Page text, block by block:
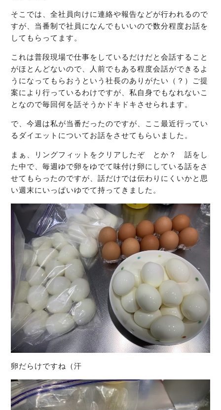
そこでは、全社員向けに連絡や報告などが行われるので
すが、当番制で社員になんでもいいので数分程度お話を
してもらってます。
これは普段現場で仕事をしているだけだと会話すること
がほとんどないので、人前でもある程度会話ができるよ
うになってもらおうという社長のありがたい（？）ご提
案により行っているわけですが、私自身でもなれないこ
となので毎回何を話そうかドキドキさせられます。
で、今週は私が当番だったのですが、ここ最近行ってい
るダイエットについてお話をさせてもらいました。
まぁ、リングフィットをクリアしたぞ とか？ 話をし
た中で、毎週ゆで卵をゆでて味付け卵にしている話をさ
せてもらったのですが、話だけでは伝わりにくいかと思
い週末にいっぱいゆでて持ってきました。
卵だらけですね（汗